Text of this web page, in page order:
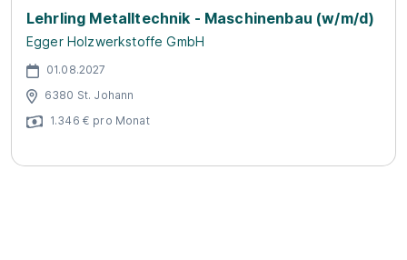
Lehrling Metalltechnik - Maschinenbau (w/m/d)
Egger Holzwerkstoffe GmbH
01.08.2027
6380 St. Johann
1.346 € pro Monat